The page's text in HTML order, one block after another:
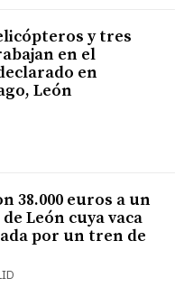
y tres
en el
en
León
38.000 euros a un
León cuya vaca
por un tren de